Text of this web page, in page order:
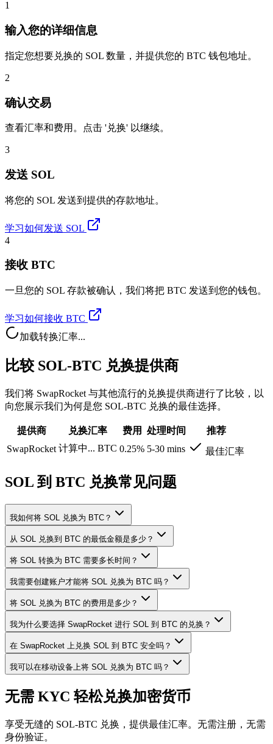
1
输入您的详细信息
指定您想要兑换的 SOL 数量，并提供您的 BTC 钱包地址。
2
确认交易
查看汇率和费用。点击 '兑换' 以继续。
3
发送 SOL
将您的 SOL 发送到提供的存款地址。
学习如何发送 SOL
4
接收 BTC
一旦您的 SOL 存款被确认，我们将把 BTC 发送到您的钱包。
学习如何接收 BTC
加载转换汇率...
比较 SOL-BTC 兑换提供商
我们将 SwapRocket 与其他流行的兑换提供商进行了比较，以
向您展示我们为何是您 SOL-BTC 兑换的最佳选择。
提供商 兑换汇率 费用 处理时间
推荐
SwapRocket 计算中... BTC 0.25% 5-30 mins 最佳汇率
SOL 到 BTC 兑换常见问题
我如何将 SOL 兑换为 BTC？
从 SOL 兑换到 BTC 的最低金额是多少？
将 SOL 转换为 BTC 需要多长时间？
我需要创建账户才能将 SOL 兑换为 BTC 吗？
将 SOL 兑换为 BTC 的费用是多少？
我为什么要选择 SwapRocket 进行 SOL 到 BTC 的兑换？
在 SwapRocket 上兑换 SOL 到 BTC 安全吗？
我可以在移动设备上将 SOL 兑换为 BTC 吗？
无需 KYC 轻松兑换加密货币
享受无缝的 SOL-BTC 兑换，提供最佳汇率。无需注册，无需
身份验证。